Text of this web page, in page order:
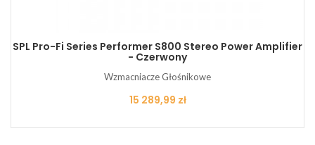
SPL Pro-Fi Series Performer S800 Stereo Power Amplifier
- Czerwony
Wzmacniacze Głośnikowe
Cena
15 289,99 zł